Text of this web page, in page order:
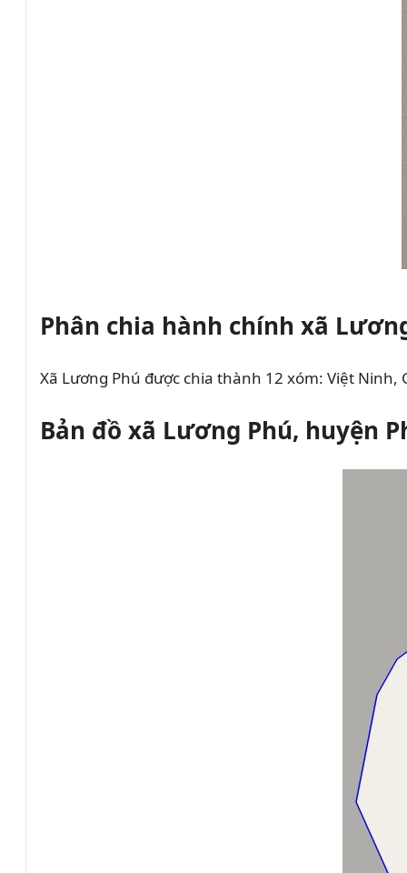
Phân chia hành chính xã
Xã Lương Phú được chia thành 12 xóm: Việt
Bản đồ xã Lương Phú, huyện